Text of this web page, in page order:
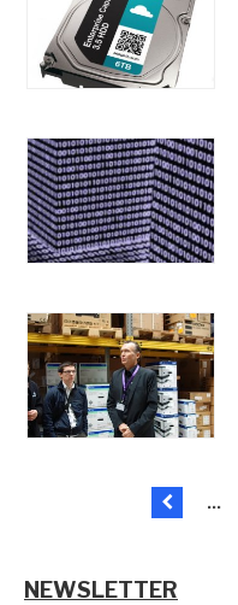
...
NEWSLETTER